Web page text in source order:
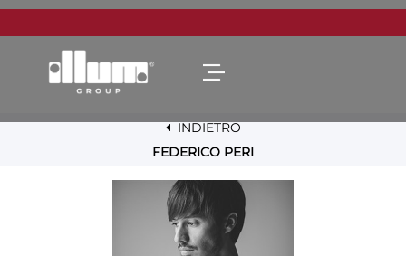
Open menu
INDIETRO
FEDERICO PERI